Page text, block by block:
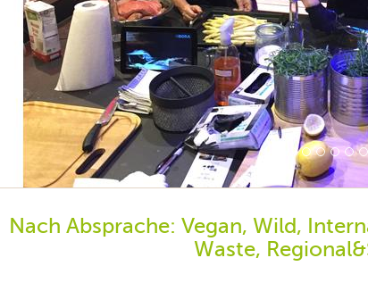
Nach Absprache: Vegan, Wild,
Waste,